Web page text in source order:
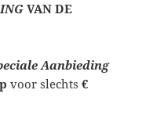
VAN DE
Aanbieding
voor slechts€